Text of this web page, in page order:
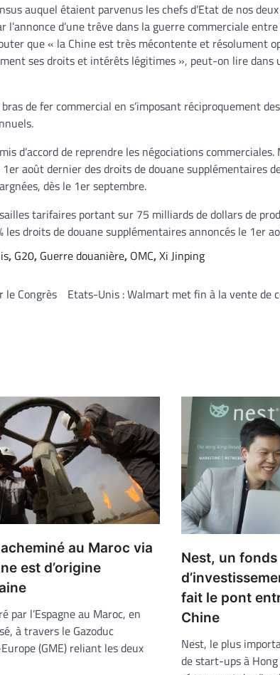
auquel étaient parvenus les chefs d’Etat de nos
d’une trêve dans la guerre commerciale
que « la Chine est très mécontente et résolument
ses droits et intérêts légitimes », peut-on lire dans
de fer commercial en s’imposant réciproquement
d’accord de reprendre les négociations
août dernier des droits de douane supplémentaires
dès le 1er septembre.
tarifaires portant sur 75 milliards de dollars de
droits de douane supplémentaires annoncés le 1er
, G20, Guerre douanière, OMC,Xi Jinping
le Congrès
Etats-Unis : Walmart met fin à la vente de
au Maroc via
est d’origine
par l’Espagne au Maroc, en
à travers le Gazoduc
(GME) reliant les deux
Nest, un fonds
fait le pont
Chine
Nest, le plus
de start-ups à